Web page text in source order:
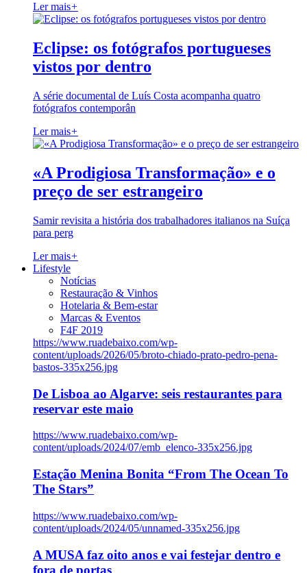
Ler mais+
Eclipse: os fotógrafos portugueses
vistos por dentro
A série documental de Luís Costa acompanha quatro
fotógrafos contemporân
Ler mais+
«A Prodigiosa Transformação» e o
preço de ser estrangeiro
Samir revisita a história dos trabalhadores italianos na Suíça
para perg
Ler mais+
Lifestyle
Notícias
Restauração & Vinhos
Hotelaria & Bem-estar
Marcas & Eventos
F4F 2019
https://www.ruadebaixo.com/wp-
content/uploads/2026/05/broto-chiado-prato-pedro-pena-
bastos-335x256.jpg
De Lisboa ao Algarve: seis restaurantes para
reservar este maio
https://www.ruadebaixo.com/wp-
content/uploads/2024/07/emb_elenco-335x256.jpg
Estação Menina Bonita “From The Ocean To
The Stars”
https://www.ruadebaixo.com/wp-
content/uploads/2024/05/unnamed-335x256.jpg
A MUSA faz oito anos e vai festejar dentro e
fora de portas